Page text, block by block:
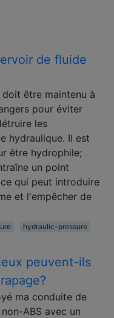
de fluide
être maintenu à
pour éviter
les
hydraulique. Il est
être hydrophile;
un point
qui peut introduire
et l'empêcher de
hydraulic-pressure
peuvent-ils
ma conduite de
ABS avec un